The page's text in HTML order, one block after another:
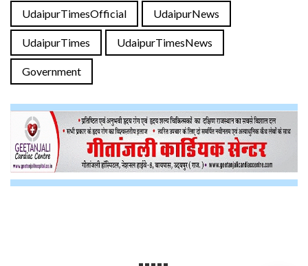
UdaipurTimesOfficial UdaipurNews
UdaipurTimes UdaipurTimesNews
Government